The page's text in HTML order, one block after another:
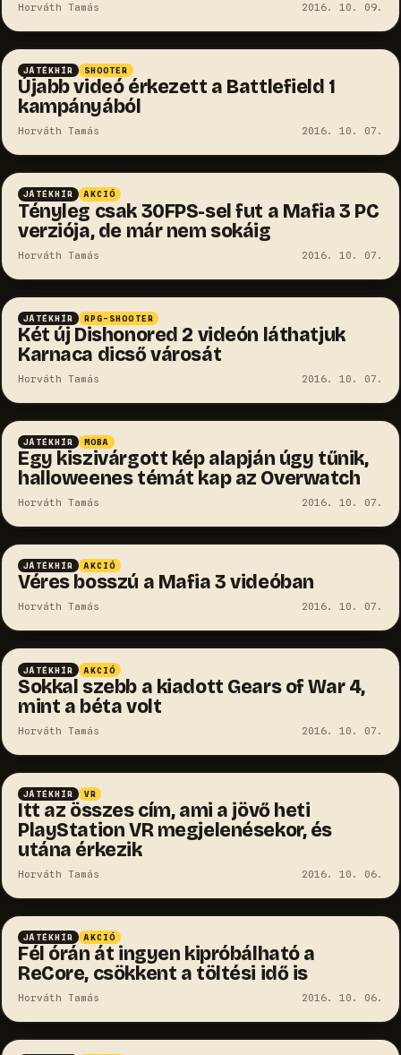
Horváth Tamás 2016. 10. 09.
JÁTÉKHÍR SHOOTER
Újabb videó érkezett a Battlefield 1
kampányából
Horváth Tamás 2016. 10. 07.
JÁTÉKHÍR AKCIÓ
Tényleg csak 30FPS-sel fut a Mafia 3 PC
verziója, de már nem sokáig
Horváth Tamás 2016. 10. 07.
JÁTÉKHÍR RPG-SHOOTER
Két új Dishonored 2 videón láthatjuk
Karnaca dicső városát
Horváth Tamás 2016. 10. 07.
JÁTÉKHÍR MOBA
Egy kiszivárgott kép alapján úgy tűnik,
halloweenes témát kap az Overwatch
Horváth Tamás 2016. 10. 07.
JÁTÉKHÍR AKCIÓ
Véres bosszú a Mafia 3 videóban
Horváth Tamás 2016. 10. 07.
JÁTÉKHÍR AKCIÓ
Sokkal szebb a kiadott Gears of War 4,
mint a béta volt
Horváth Tamás 2016. 10. 07.
JÁTÉKHÍR VR
Itt az összes cím, ami a jövő heti
PlayStation VR megjelenésekor, és
utána érkezik
Horváth Tamás 2016. 10. 06.
JÁTÉKHÍR AKCIÓ
Fél órán át ingyen kipróbálható a
ReCore, csökkent a töltési idő is
Horváth Tamás 2016. 10. 06.